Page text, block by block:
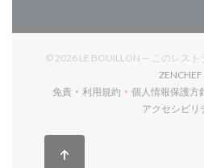
© 2026 LE BOUILLON — このレス
ZENCHEF
免責
((新しいウィンドウで開きます))
利用規約
((新しいウィンドウで
個人情報保護方
((新し
アクセシビリ
((新